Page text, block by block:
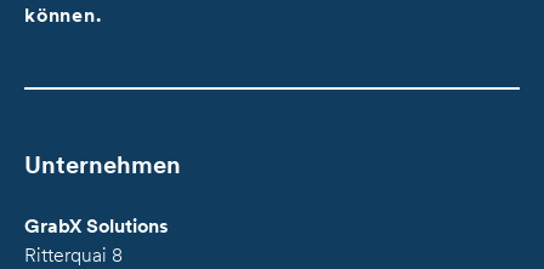
können.
Unternehmen
GrabX Solutions
Ritterquai 8